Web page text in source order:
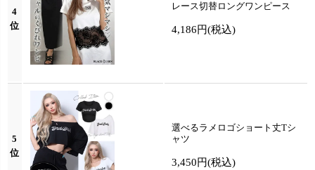
4
位
レース切替ロングワンピース
4,186円(税込)
5
位
選べるラメロゴショート丈Tシ
ャツ
3,450円(税込)